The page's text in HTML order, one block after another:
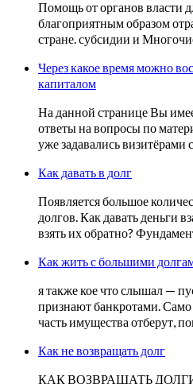
Помощь от органов власти
благоприятным образом
стране. субсидии и
Через какое время можно
капиталом
На данной странице Вы
ответы на вопросы по
уже задавались визитёрами
Как давать в долг
Появляется большое
долгов. Как давать деньги
взять их обратно?
Как жить с большими
я также кое что слышал —
признают банкротами.
часть имущества отберут,
Как не возвращать долг
КАК ВОЗВРАЩАТЬ ДОЛГИ?